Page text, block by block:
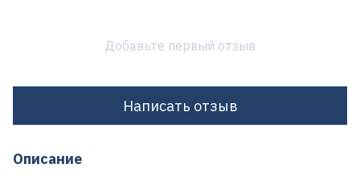
Добавьте первый отзыв
Написать отзыв
Описание